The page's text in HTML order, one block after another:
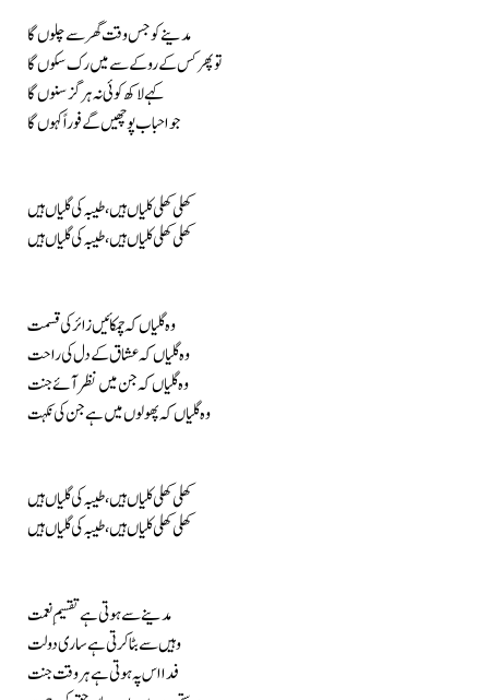
مدینے کو جس وقت گھر سے چلوں گا
تو پھر کس کے روکے سے میں رک سکوں گا
کہے لاکھ کوئی نہ ہرگز سنوں گا
جو احباب پوچھیں گے فوراً کہوں گا
کھلی کھلی کلیاں ہیں، طیبہ کی گلیاں ہیں
کھلی کھلی کلیاں ہیں، طیبہ کی گلیاں ہیں
وہ گلیاں کہ چمکائیں زائر کی قسمت
وہ گلیاں کہ عشاق کے دل کی راحت
وہ گلیاں کہ جن میں نظر آئے جنت
وہ گلیاں کہ پھولوں میں ہے جن کی نکہت
کھلی کھلی کلیاں ہیں، طیبہ کی گلیاں ہیں
کھلی کھلی کلیاں ہیں، طیبہ کی گلیاں ہیں
مدینے سے ہوتی ہے تقسیمِ نعمت
وہیں سے بٹا کرتی ہے ساری دولت
فدا اس پہ ہوتی ہے ہر وقت جنت